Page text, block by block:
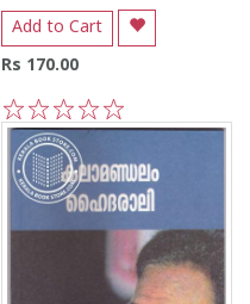
Add to Cart
Rs 170.00
5
4
3
2
1